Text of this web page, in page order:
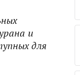
и
для